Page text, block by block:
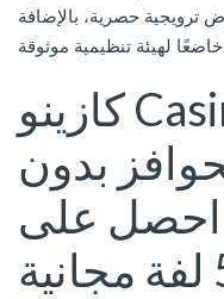
ترويجية حصرية، بالإضافة
كازينو CasinoK المحلي –
بدون
2026 – احصل على